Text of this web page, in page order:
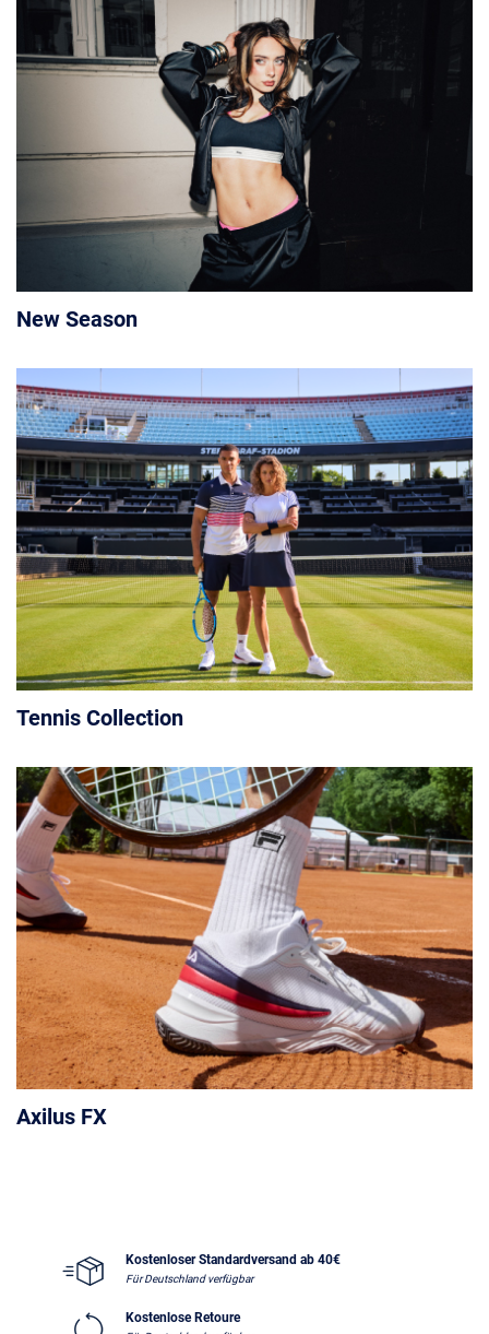
New Season
Tennis Collection
Axilus FX
Kostenloser Standardversand ab 40€
Für Deutschland verfügbar
Kostenlose Retoure